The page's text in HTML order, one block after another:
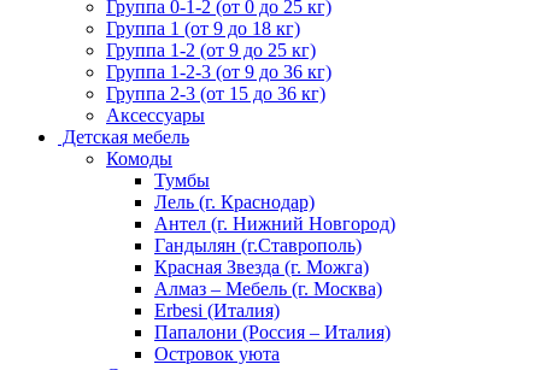
Группа 0-1-2 (от 0 до 25 кг)
Группа 1 (от 9 до 18 кг)
Группа 1-2 (от 9 до 25 кг)
Группа 1-2-3 (от 9 до 36 кг)
Группа 2-3 (от 15 до 36 кг)
Аксессуары
Детская мебель
Комоды
Тумбы
Лель (г. Краснодар)
Антел (г. Нижний Новгород)
Гандылян (г.Ставрополь)
Красная Звезда (г. Можга)
Алмаз – Мебель (г. Москва)
Erbesi (Италия)
Папалони (Россия – Италия)
Островок уюта